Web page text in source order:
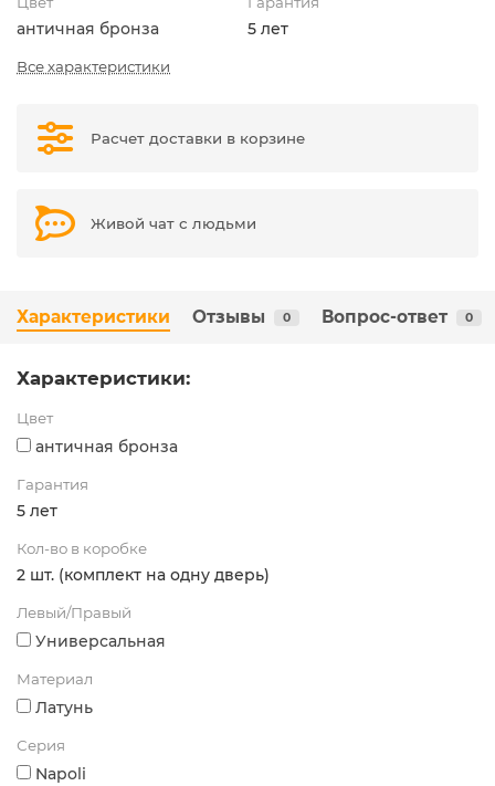
античная бронза 5 лет
Все характеристики
Расчет доставки в корзине
Живой чат с людьми
Характеристики Отзывы 0 Вопрос-ответ 0
Характеристики:
Цвет
античная бронза
Гарантия
5 лет
Кол-во в коробке
2 шт. (комплект на одну дверь)
Левый/Правый
Универсальная
Материал
Латунь
Серия
Napoli